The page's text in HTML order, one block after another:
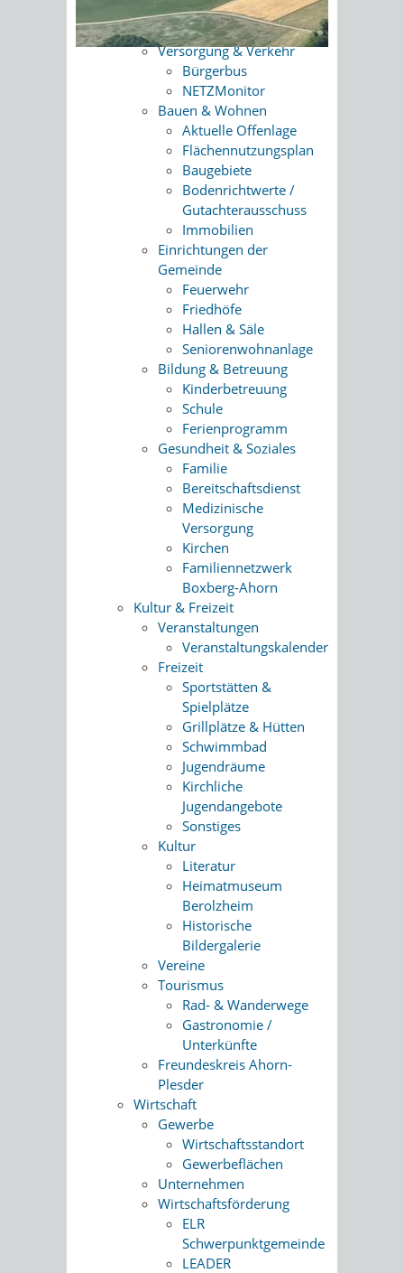
Die Gemeinde
Anfahrt
Versorgung & Verkehr
Bürgerbus
NETZMonitor
Bauen & Wohnen
Aktuelle Offenlage
Flächennutzungsplan
Baugebiete
Bodenrichtwerte /
Gutachterausschuss
Immobilien
Einrichtungen der
Gemeinde
Feuerwehr
Friedhöfe
Hallen & Säle
Seniorenwohnanlage
Bildung & Betreuung
Kinderbetreuung
Schule
Ferienprogramm
Gesundheit & Soziales
Familie
Bereitschaftsdienst
Medizinische
Versorgung
Kirchen
Familiennetzwerk
Boxberg-Ahorn
Kultur & Freizeit
Veranstaltungen
Veranstaltungskalender
Freizeit
Sportstätten &
Spielplätze
Grillplätze & Hütten
Schwimmbad
Jugendräume
Kirchliche
Jugendangebote
Sonstiges
Kultur
Literatur
Heimatmuseum
Berolzheim
Historische
Bildergalerie
Vereine
Tourismus
Rad- & Wanderwege
Gastronomie /
Unterkünfte
Freundeskreis Ahorn-
Plesder
Wirtschaft
Gewerbe
Wirtschaftsstandort
Gewerbeflächen
Unternehmen
Wirtschaftsförderung
ELR
Schwerpunktgemeinde
LEADER